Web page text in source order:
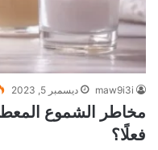
maw9i3i ديسمبر 5, 2023
مخاطر الشموع
فعلًا؟